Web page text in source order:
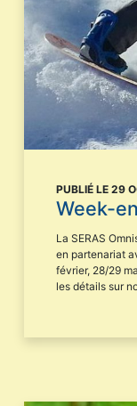
PUBLIÉ LE 29
Week-
La SERAS
en partenariat
février, 28/29
les détails sur